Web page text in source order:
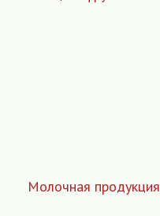
Молочная продукция